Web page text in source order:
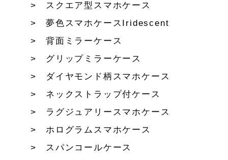
スクエア型スマホケース
夢色スマホケースIridescent
背面ミラーケース
グリップミラーケース
ダイヤモンド柄スマホケース
ネックストラップ付ケース
ラグジュアリースマホケース
ホログラムスマホケース
スパンコールケース